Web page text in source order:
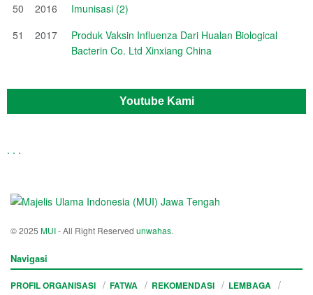
50
2016
Imunisasi (2)
51
2017
Produk Vaksin Influenza Dari Hualan Biological
Bacterin Co. Ltd Xinxiang China
Youtube Kami
. . .
© 2025 MUI- All Right Reserved unwahas.
Navigasi
PROFIL ORGANISASI FATWA REKOMENDASI
LEMBAGA